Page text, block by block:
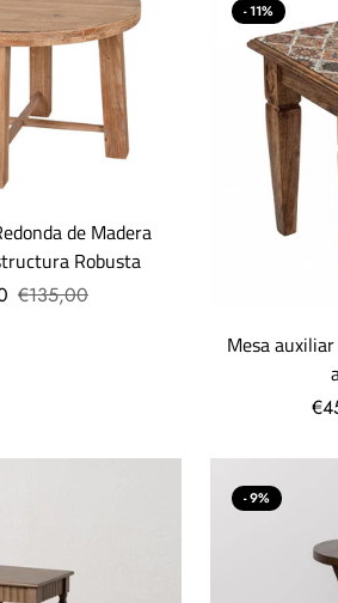
de Madera
Robusta
€135,00
- 11%
Mesa
- 9%